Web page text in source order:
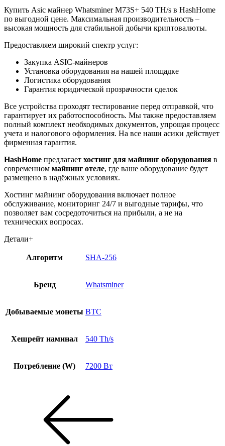
Купить Asic майнер Whatsminer M73S+ 540 TH/s в HashHome
по выгодной цене. Максимальная производительность –
высокая мощность для стабильной добычи криптовалюты.
Предоставляем широкий спектр услуг:
Закупка ASIC-майнеров
Установка оборудования на нашей площадке
Логистика оборудования
Гарантия юридической прозрачности сделок
Все устройства проходят тестирование перед отправкой, что
гарантирует их работоспособность. Мы также предоставляем
полный комплект необходимых документов, упрощая процесс
учета и налогового оформления. На все наши асики действует
фирменная гарантия.
HashHome предлагает хостинг для майнинг оборудования в
современном майнинг отеле, где ваше оборудование будет
размещено в надёжных условиях.
Хостинг майнинг оборудования включает полное
обслуживание, мониторинг 24/7 и выгодные тарифы, что
позволяет вам сосредоточиться на прибыли, а не на
технических вопросах.
Детали+
Алгоритм SHA-256
Бренд Whatsminer
Добываемые монеты BTC
Хешрейт наминал 540 Th/s
Потребление (W) 7200 Вт